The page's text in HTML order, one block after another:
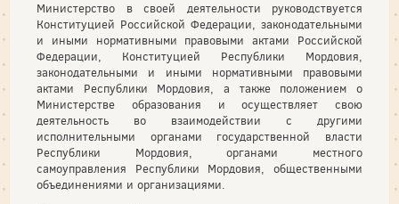
Министерство в своей деятельности руководствуется
Конституцией Российской Федерации, законодательными
и иными нормативными правовыми актами Российской
Федерации, Конституцией Республики Мордовия,
законодательными и иными нормативными правовыми
актами Республики Мордовия, а также положением о
Министерстве образования и осуществляет свою
деятельность во взаимодействии с другими
исполнительными органами государственной власти
Республики Мордовия, органами местного
самоуправления Республики Мордовия, общественными
объединениями и организациями.